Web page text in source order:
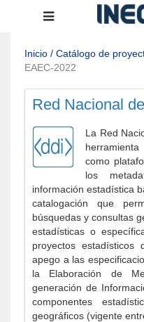
Menú
navegación
Inicio / Catálogo de
EAEC-2022
Red Nacional
La Red
como
los
información estadística
catalogación que
búsquedas y consultas
estadísticas o
proyectos estadísticos
apego a las
la Elaboración de
generación de
componentes
geográficos (vigente